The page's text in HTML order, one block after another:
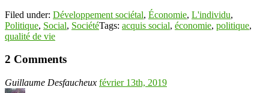
Filed under: Développement sociétal, Économie, L'individu,
Politique, Social, SociétéTags: acquis social, économie, politique,
qualité de vie
2 Comments
Guillaume Desfaucheux février 13th, 2019